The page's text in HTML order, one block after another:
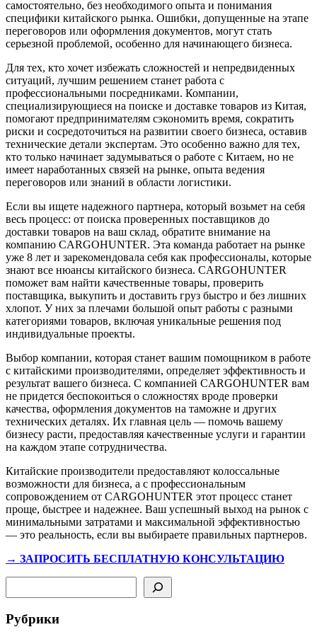
самостоятельно, без необходимого опыта и понимания
специфики китайского рынка. Ошибки, допущенные на этапе
переговоров или оформления документов, могут стать
серьезной проблемой, особенно для начинающего бизнеса.
Для тех, кто хочет избежать сложностей и непредвиденных
ситуаций, лучшим решением станет работа с
профессиональными посредниками. Компании,
специализирующиеся на поиске и доставке товаров из Китая,
помогают предпринимателям сэкономить время, сократить
риски и сосредоточиться на развитии своего бизнеса, оставив
технические детали экспертам. Это особенно важно для тех,
кто только начинает задумываться о работе с Китаем, но не
имеет наработанных связей на рынке, опыта ведения
переговоров или знаний в области логистики.
Если вы ищете надежного партнера, который возьмет на себя
весь процесс: от поиска проверенных поставщиков до
доставки товаров на ваш склад, обратите внимание на
компанию CARGOHUNTER. Эта команда работает на рынке
уже 8 лет и зарекомендовала себя как профессионалы, которые
знают все нюансы китайского бизнеса. CARGOHUNTER
поможет вам найти качественные товары, проверить
поставщика, выкупить и доставить груз быстро и без лишних
хлопот. У них за плечами большой опыт работы с разными
категориями товаров, включая уникальные решения под
индивидуальные проекты.
Выбор компании, которая станет вашим помощником в работе
с китайскими производителями, определяет эффективность и
результат вашего бизнеса. С компанией CARGOHUNTER вам
не придется беспокоиться о сложностях вроде проверки
качества, оформления документов на таможне и других
технических деталях. Их главная цель — помочь вашему
бизнесу расти, предоставляя качественные услуги и гарантии
на каждом этапе сотрудничества.
Китайские производители предоставляют колоссальные
возможности для бизнеса, а с профессиональным
сопровождением от CARGOHUNTER этот процесс станет
проще, быстрее и надежнее. Ваш успешный выход на рынок с
минимальными затратами и максимальной эффективностью
— это реальность, если вы выбираете правильных партнеров.
→ ЗАПРОСИТЬ БЕСПЛАТНУЮ КОНСУЛЬТАЦИЮ
Рубрики